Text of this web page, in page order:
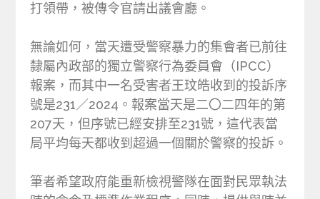
打領帶，被傳令官請出議會廳。
無論如何，當天遭受警察暴力的集會者已前往
隸屬內政部的獨立警察行為委員會（IPCC）
報案，而其中一名受害者王玟皓收到的投訴序
號是231／2024。報案當天是二〇二四年的第
207天，但序號已經安排至231號，這代表當
局平均每天都收到超過一個關於警察的投訴。
筆者希望政府能重新檢視警隊在面對民眾執法